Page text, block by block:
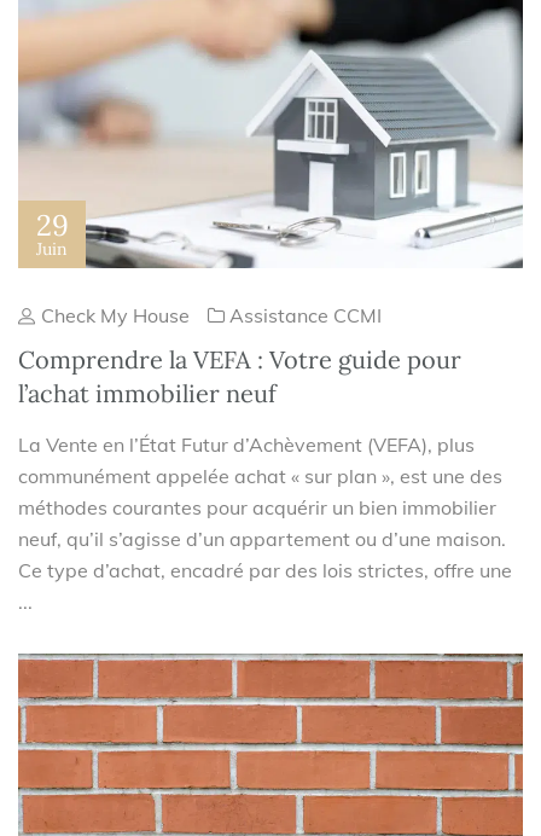
29
Juin
Check My House Assistance CCMI
Comprendre la VEFA : Votre guide pour
l’achat immobilier neuf
La Vente en l’État Futur d’Achèvement (VEFA), plus
communément appelée achat « sur plan », est une des
méthodes courantes pour acquérir un bien immobilier
neuf, qu’il s’agisse d’un appartement ou d’une maison.
Ce type d’achat, encadré par des lois strictes, offre une
...